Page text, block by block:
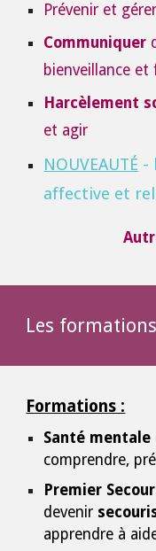
Prévenir et
Communiquer
bienveillance et
Harcèlement
et agir
NOUVEAUTÉ -
affective et
Les
Formations :
Santé mentale
comprendre,
Premier
devenir
apprendre à